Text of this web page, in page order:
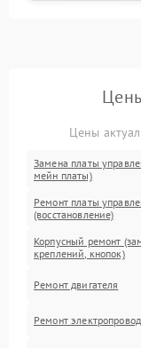
Цены
Замена платы
мейн платы)
Ремонт платы
(восстановление)
Корпусный ремонт
креплений, кнопок)
Ремонт двигателя
Ремонт